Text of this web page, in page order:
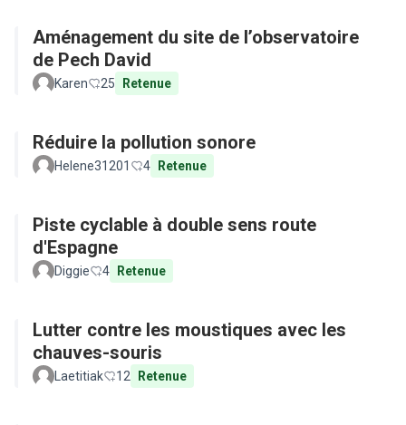
Aménagement du site de l’observatoire
de Pech David
Karen 25 Retenue
Réduire la pollution sonore
Helene31201 4 Retenue
Piste cyclable à double sens route
d'Espagne
Diggie 4 Retenue
Lutter contre les moustiques avec les
chauves-souris
Laetitiak 12 Retenue